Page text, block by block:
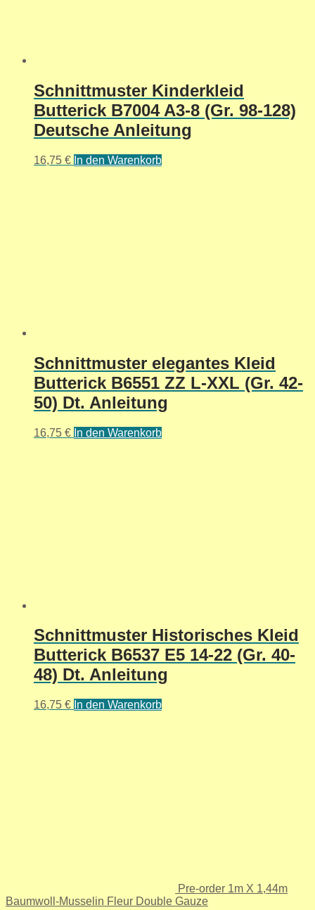
Schnittmuster Kinderkleid
Butterick B7004 A3-8 (Gr. 98-128)
Deutsche Anleitung
16,75 € In den Warenkorb
Schnittmuster elegantes Kleid
Butterick B6551 ZZ L-XXL (Gr. 42-
50) Dt. Anleitung
16,75 € In den Warenkorb
Schnittmuster Historisches Kleid
Butterick B6537 E5 14-22 (Gr. 40-
48) Dt. Anleitung
16,75 € In den Warenkorb
Pre-order 1m X 1,44m
Baumwoll-Musselin Fleur Double Gauze